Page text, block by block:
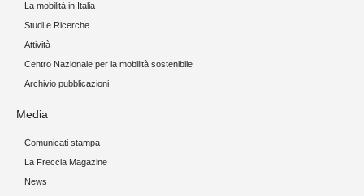
La mobilità in Italia
Studi e Ricerche
Attività
Centro Nazionale per la mobilità sostenibile
Archivio pubblicazioni
Media
Comunicati stampa
La Freccia Magazine
News